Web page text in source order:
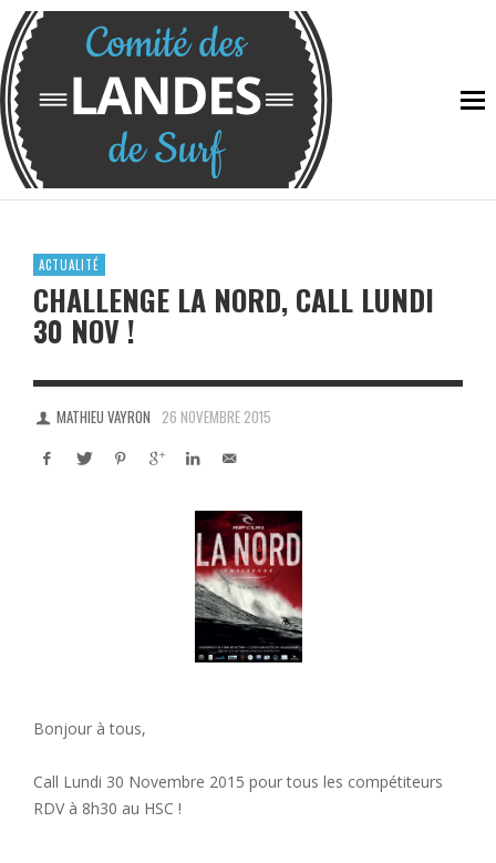
ACTUALITÉ
CHALLENGE LA NORD, CALL LUNDI
30 NOV !
MATHIEU VAYRON 26 NOVEMBRE 2015
Bonjour à tous,
Call Lundi 30 Novembre 2015 pour tous les compétiteurs
RDV à 8h30 au HSC !